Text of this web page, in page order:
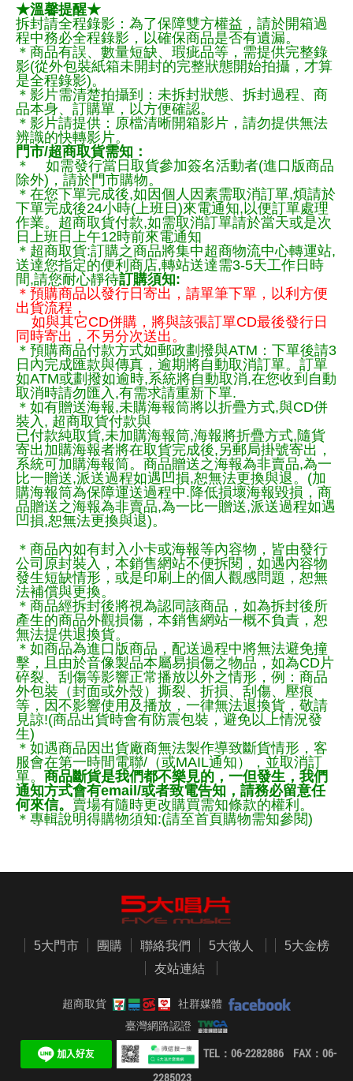
★溫馨提醒★
拆封請全程錄影：為了保障雙方權益，請於開箱過
程中務必全程錄影，以確保商品是否有遺漏。
＊商品有誤、數量短缺、瑕疵品等，需提供完整錄
影(從外包裝紙箱未開封的完整狀態開始拍攝，才算
是全程錄影)。
＊影片需清楚拍攝到：未拆封狀態、拆封過程、商
品本身、訂購單，以方便確認。
＊影片請提供：原檔清晰開箱影片，請勿提供無法
辨識的快轉影片。
門市/超商取貨需知：
＊ 如需發行當日取貨參加簽名活動者(進口版商品
除外)，請於門市購物。
＊在您下單完成後,如因個人因素需取消訂單,煩請於
下單完成後24小時(上班日)來電通知,以便訂單處理
作業。超商取貨付款,如需取消訂單請於當天或是次
日上班日上午12時前來電通知
＊超商取貨:訂購之商品將集中超商物流中心轉運站,
送達您指定的便利商店,轉站送達需3-5天工作日時
間,請您耐心靜待訂購須知:
＊預購商品以發行日寄出，請單筆下單，以利方便
出貨流程，
如與其它CD併購，將與該張訂單CD最後發行日
同時寄出，不另分次送出。
＊預購商品付款方式如郵政劃撥與ATM：下單後請3
日內完成匯款與傳真，逾期將自動取消訂單。訂單
如ATM或劃撥如逾時,系統將自動取消,在您收到自動
取消時請勿匯入,有需求請重新下單.
＊如有贈送海報,未購海報筒將以折疊方式,與CD併
裝入, 超商取貨付款與
已付款純取貨,未加購海報筒,海報將折疊方式,隨貨
寄出加購海報者將在取貨完成後,另郵局掛號寄出，
系統可加購海報筒。商品贈送之海報為非賣品,為一
比一贈送,派送過程如遇凹損,恕無法更換與退。(加
購海報筒為保障運送過程中.降低損壞海報毀損，商
品贈送之海報為非賣品,為一比一贈送,派送過程如遇
凹損,恕無法更換與退)。
＊商品內如有封入小卡或海報等內容物，皆由發行
公司原封裝入，本銷售網站不便拆閱，如遇內容物
發生短缺情形，或是印刷上的個人觀感問題，恕無
法補償與更換。
＊商品經拆封後將視為認同該商品，如為拆封後所
產生的商品外觀損傷，本銷售網站一概不負責，恕
無法提供退換貨。
＊如商品為進口版商品，配送過程中將無法避免撞
擊，且由於音像製品本屬易損傷之物品，如為CD片
碎裂、刮傷等影響正常播放以外之情形，例：商品
外包裝（封面或外殼）撕裂、折損、刮傷、壓痕
等，因不影響使用及播放，一律無法退換貨，敬請
見諒!(商品出貨時會有防震包裝，避免以上情況發
生)
＊如遇商品因出貨廠商無法製作導致斷貨情形，客
服會在第一時間電聯/（或MAIL通知），並取消訂
單。 商品斷貨是我們都不樂見的，一但發生，我們
通知方式會有email/或者致電告知，請務必留意任
何來信。 賣場有隨時更改購買需知條款的權利。
＊專輯說明得購物須知:(請至首頁購物需知參閱)
5大門市 團購 聯絡我們 5大徵人
5大金榜
友站連結
超商取貨
社群媒體
臺灣網路認證
TEL：06-2282886 FAX：06-
2285023